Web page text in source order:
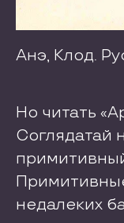
Анэ, Клод.
Но читать
Соглядатай
недалеких